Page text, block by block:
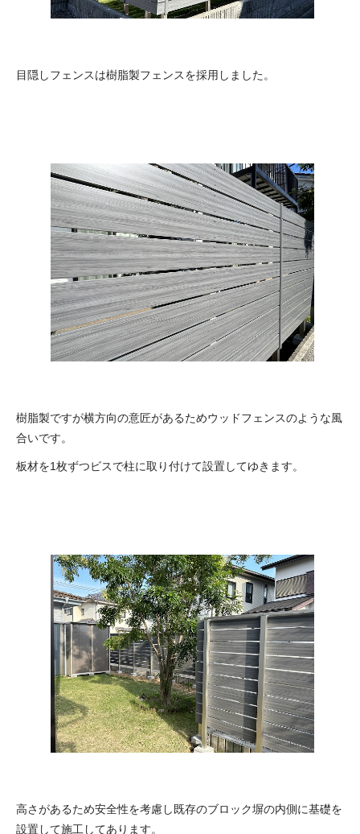
目隠しフェンスは樹脂製フェンスを採用しました。
樹脂製ですが横方向の意匠があるためウッドフェンスのような風
合いです。
板材を1枚ずつビスで柱に取り付けて設置してゆきます。
高さがあるため安全性を考慮し既存のブロック塀の内側に基礎を
設置して施工してあります。